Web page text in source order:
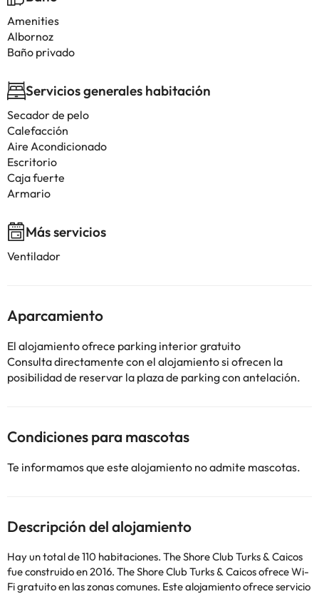
Amenities
Albornoz
Baño privado
Servicios generales habitación
Secador de pelo
Calefacción
Aire Acondicionado
Escritorio
Caja fuerte
Armario
Más servicios
Ventilador
Aparcamiento
El alojamiento ofrece parking interior gratuito
Consulta directamente con el alojamiento si ofrecen la
posibilidad de reservar la plaza de parking con antelación.
Condiciones para mascotas
Te informamos que este alojamiento no admite mascotas.
Descripción del alojamiento
Hay un total de 110 habitaciones. The Shore Club Turks & Caicos
fue construido en 2016. The Shore Club Turks & Caicos ofrece Wi-
Fi gratuito en las zonas comunes. Este alojamiento ofrece servicio